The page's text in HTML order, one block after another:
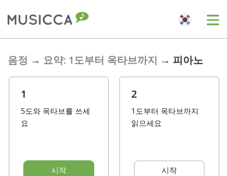
Dansk
음정 → 요약: 1도부터 옥타브까지 → 피아노
1
5도와 옥타브를 쓰세
요
시작
2
1도부터 옥타브까지
읽으세요
시작